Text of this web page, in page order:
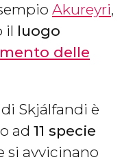
Akureyri,
il luogo
delle
Skjálfandi è
ad 11 specie
si avvicinano